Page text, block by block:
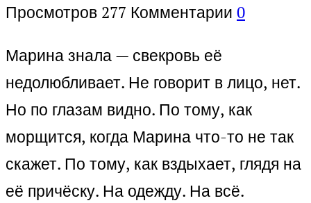
Просмотров 277 Комментарии 0
Марина знала — свекровь её
недолюбливает. Не говорит в лицо, нет.
Но по глазам видно. По тому, как
морщится, когда Марина что-то не так
скажет. По тому, как вздыхает, глядя на
её причёску. На одежду. На всё.